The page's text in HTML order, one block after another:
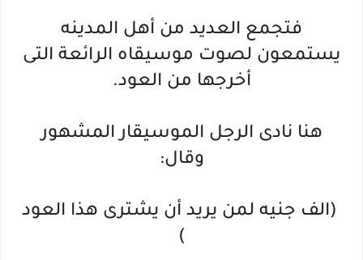
فتجمع العديد من أهل المدينه
يستمعون لصوت موسيقاه الرائعة التى
أخرجها من العود.
هنا نادى الرجل الموسيقار المشهور
وقال:
(الف جنيه لمن يريد أن يشترى هذا العود
)